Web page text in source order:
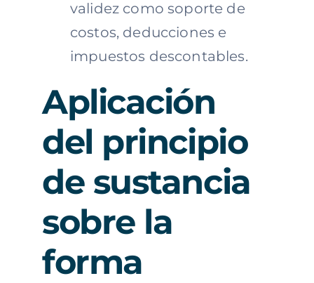
validez como soporte de
costos, deducciones e
impuestos descontables.
Aplicación
del principio
de sustancia
sobre la
forma